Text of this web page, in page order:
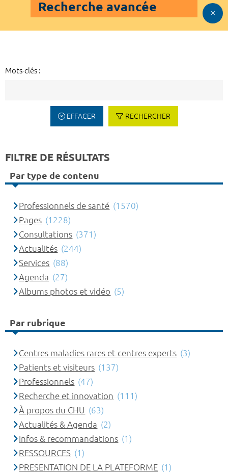
Recherche avancée
Mots-clés :
EFFACER RECHERCHER
FILTRE DE RÉSULTATS
Par type de contenu
Professionnels de santé (1570)
Pages (1228)
Consultations (371)
Actualités (244)
Services (88)
Agenda (27)
Albums photos et vidéo (5)
Par rubrique
Centres maladies rares et centres experts (3)
Patients et visiteurs (137)
Professionnels (47)
Recherche et innovation (111)
À propos du CHU (63)
Actualités & Agenda (2)
Infos & recommandations (1)
RESSOURCES (1)
PRESENTATION DE LA PLATEFORME (1)